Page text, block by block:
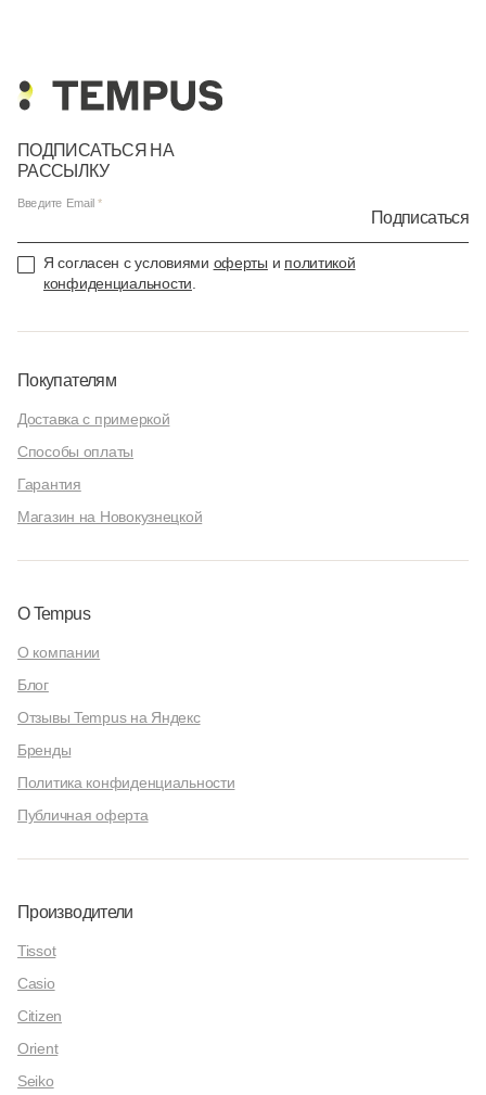
ПОДПИСАТЬСЯ НА
РАССЫЛКУ
Введите Email
Подписаться
Я согласен с условиями оферты и политикой
конфиденциальности
Покупателям
Доставка с примеркой
Способы оплаты
Гарантия
Магазин на Новокузнецкой
О Tempus
О компании
Блог
Отзывы Tempus на Яндекс
Бренды
Политика конфиденциальности
Публичная оферта
Производители
Tissot
Casio
Citizen
Orient
Seiko